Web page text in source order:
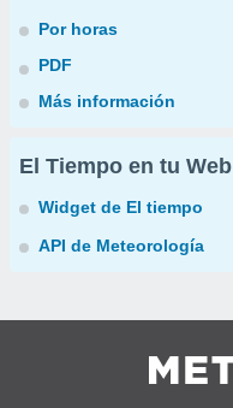
Por horas
PDF
Más información
El Tiempo en tu Web
Widget de El tiempo
API de Meteorología